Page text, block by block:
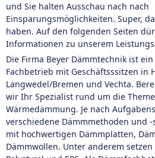
und Sie halten Ausschau nach nach
Einsparungsmöglichkeiten. Super,
haben. Auf den folgenden Seiten
Informationen zu unserem
Die Firma Beyer Dämmtechnik ist
Fachbetrieb mit Geschäftsssitzen in
Langwedel/Bremen und Vechta.
wir Ihr Spezialist rund um die
Wärmedämmung. Je nach
verschiedene Dämmmethoden und
mit hochwertigen Dämmplatten,
Dämmwollen. Unter anderem